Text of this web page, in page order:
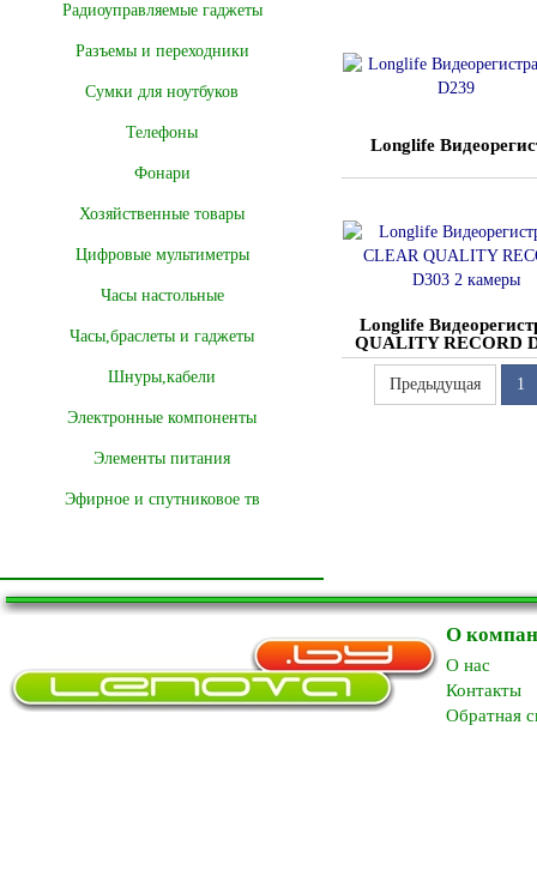
Радиоуправляемые гаджеты
Разъемы и переходники
Сумки для ноутбуков
Телефоны
Фонари
Хозяйственные товары
Цифровые мультиметры
Часы настольные
Часы,браслеты и гаджеты
Шнуры,кабели
Электронные компоненты
Элементы питания
Эфирное и спутниковое тв
Longlife
Longlife
QUALITY RECORD
Предыдущая 1
О
O нас
Контакты
Обратная